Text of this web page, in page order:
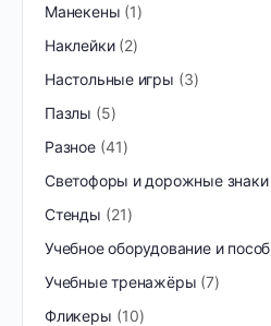
Манекены 1
Наклейки 2
Настольные игры
3
Пазлы
5
Разное 41
Светофоры и дорожные знаки
Стенды
21
Учебное оборудование и
Учебные тренажёры 7
Фликеры
10